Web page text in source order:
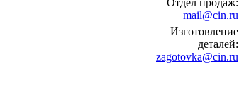
Отдел продаж:
mail@cin.ru
Изготовление
деталей:
zagotovka@cin.ru